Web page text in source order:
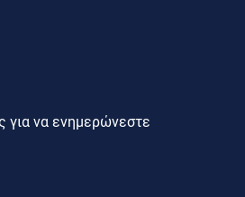
για να ενημερώνεστε